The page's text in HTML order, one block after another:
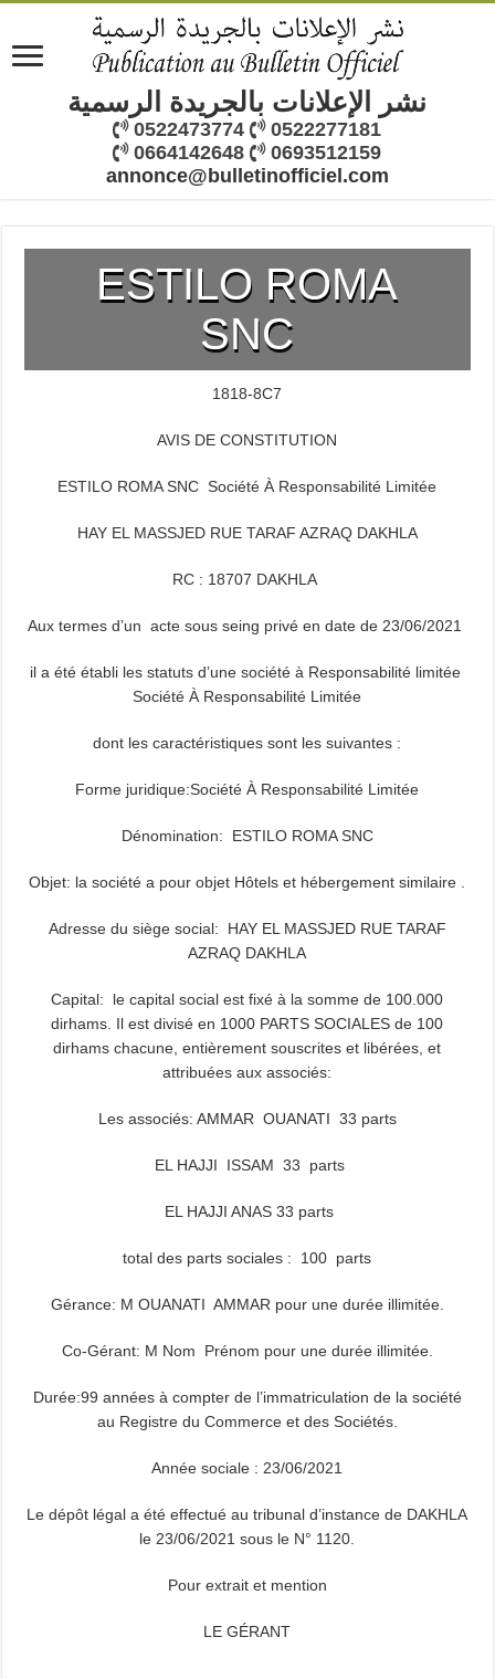
نشر الإعلانات بالجريدة الرسمية
0522473774
0522277181
0664142648
0693512159
annonce@bulletinofficiel.com
ESTILO ROMA
SNC
1818-8C7
AVIS DE CONSTITUTION
ESTILO ROMA SNC Société À Responsabilité Limitée
HAY EL MASSJED RUE TARAF AZRAQ DAKHLA
RC : 18707 DAKHLA
Aux termes d’un acte sous seing privé en date de 23/06/2021
il a été établi les statuts d’une société à Responsabilité limitée
Société À Responsabilité Limitée
dont les caractéristiques sont les suivantes :
Forme juridique:Société À Responsabilité Limitée
Dénomination: ESTILO ROMA SNC
Objet: la société a pour objet Hôtels et hébergement similaire .
Adresse du siège social: HAY EL MASSJED RUE TARAF
AZRAQ DAKHLA
Capital: le capital social est fixé à la somme de 100.000
dirhams. Il est divisé en 1000 PARTS SOCIALES de 100
dirhams chacune, entièrement souscrites et libérées, et
attribuées aux associés:
Les associés: AMMAR OUANATI 33 parts
EL HAJJI ISSAM 33 parts
EL HAJJI ANAS 33 parts
total des parts sociales : 100 parts
Gérance: M OUANATI AMMAR pour une durée illimitée.
Co-Gérant: M Nom Prénom pour une durée illimitée.
Durée:99 années à compter de l’immatriculation de la société
au Registre du Commerce et des Sociétés.
Année sociale : 23/06/2021
Le dépôt légal a été effectué au tribunal d’instance de DAKHLA
le 23/06/2021 sous le N° 1120.
Pour extrait et mention
LE GÉRANT